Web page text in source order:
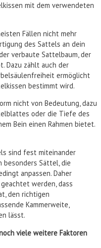
mit dem verwendeten
Fällen nicht mehr
des Sattels an dein
verbaute Sattelbaum, der
Dazu zählt auch der
ermöglicht
bestimmt wird.
nicht von Bedeutung, dazu
oder die Tiefe des
Bein einen Rahmen bietet.
sind fest miteinander
besonders Sättel, die
anpassen. Daher
werden, dass
den richtigen
Kammerweite,
lässt.
viele weitere Faktoren